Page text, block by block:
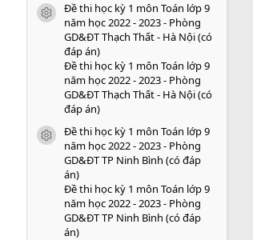
icon tài liệu
Đề thi học kỳ 1 môn Toán lớp 9
năm học 2022 - 2023 - Phòng
GD&ĐT Thạch Thất - Hà Nội (có
đáp án)
Đề thi học kỳ 1 môn Toán lớp 9
năm học 2022 - 2023 - Phòng
GD&ĐT Thạch Thất - Hà Nội (có
đáp án)
icon tài liệu
Đề thi học kỳ 1 môn Toán lớp 9
năm học 2022 - 2023 - Phòng
GD&ĐT TP Ninh Bình (có đáp
án)
Đề thi học kỳ 1 môn Toán lớp 9
năm học 2022 - 2023 - Phòng
GD&ĐT TP Ninh Bình (có đáp
án)